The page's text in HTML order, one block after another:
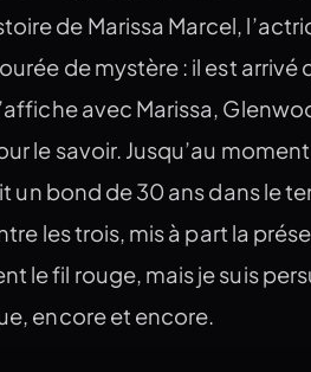
de Marissa Marcel,
de mystère : il est
avec Marissa,
le savoir. Jusqu’au
un bond de 30 ans dans le
les trois, mis à part la
le fil rouge, mais je suis
encore et encore.